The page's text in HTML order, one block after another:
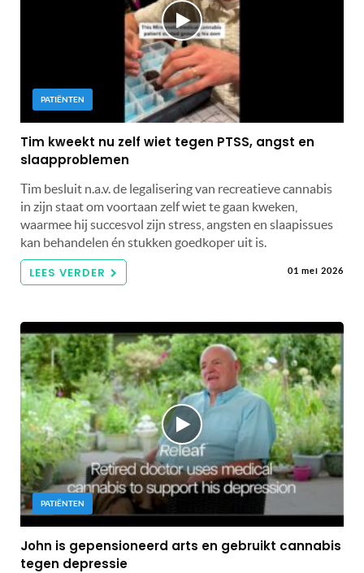
PATIËNTEN
Tim kweekt nu zelf wiet tegen PTSS, angst en
slaapproblemen
Tim besluit n.a.v. de legalisering van recreatieve cannabis
in zijn staat om voortaan zelf wiet te gaan kweken,
waarmee hij succesvol zijn stress, angsten en slaapissues
kan behandelen én stukken goedkoper uit is.
LEES VERDER 01 mei 2026
PATIËNTEN
John is gepensioneerd arts en gebruikt cannabis
tegen depressie